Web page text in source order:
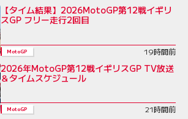
【タイム結果】2026MotoGP第12戦イギリ
スGP フリー走行2回目
MotoGP 19時間前
2026年MotoGP第12戦イギリスGP TV放送
＆タイムスケジュール
MotoGP 21時間前